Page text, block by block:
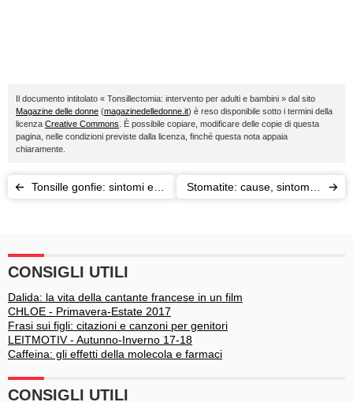
Il documento intitolato « Tonsillectomia: intervento per adulti e bambini » dal sito
Magazine delle donne (magazinedelledonne.it) è reso disponibile sotto i termini della
licenza Creative Commons . È possibile copiare, modificare delle copie di questa
pagina, nelle condizioni previste dalla licenza, finché questa nota appaia
chiaramente.
Tonsille gonfie: sintomi e
Stomatite: cause, sintomi e
CONSIGLI UTILI
Dalida: la vita della cantante francese in un film
CHLOE - Primavera-Estate 2017
Frasi sui figli: citazioni e canzoni per genitori
LEITMOTIV - Autunno-Inverno 17-18
Caffeina: gli effetti della molecola e farmaci
CONSIGLI UTILI